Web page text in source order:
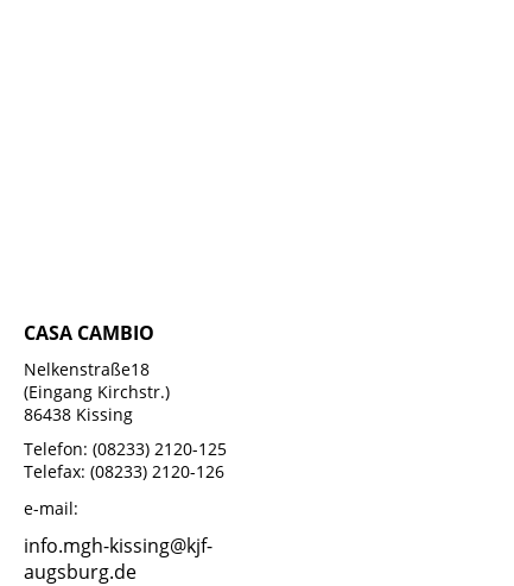
CASA CAMBIO
Nelkenstraße18
(Eingang Kirchstr.)
86438 Kissing
Telefon: (08233) 2120-125
Telefax: (08233) 2120-126
e-mail:
info.mgh-kissing@kjf-
augsburg.de